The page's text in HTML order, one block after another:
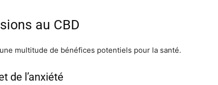
au CBD
multitude de bénéfices potentiels pour la santé.
de l’anxiété